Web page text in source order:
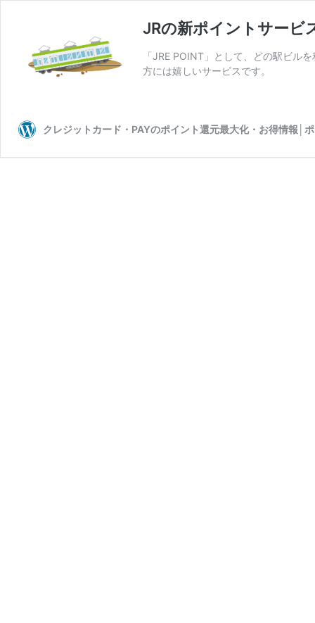
JRの新ポイントサービ
「JRE POINT」として、どの駅ビル
方には嬉しいサービスです。
クレジットカード・PAYのポイント還元最大化・お得情報│